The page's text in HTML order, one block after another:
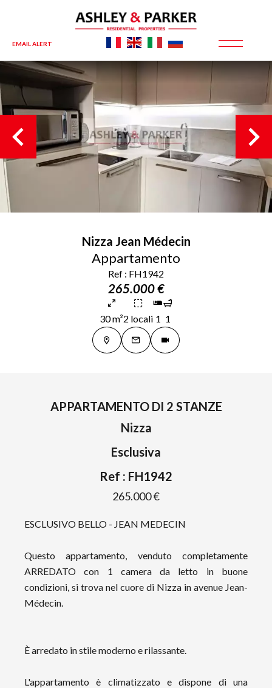
EMAIL ALERT
Nizza Jean Médecin
Appartamento
Ref : FH1942
265.000 €
30 m²2 locali 1 1
APPARTAMENTO DI 2 STANZE
Nizza
Esclusiva
Ref : FH1942
265.000 €
ESCLUSIVO BELLO - JEAN MEDECIN
Questo appartamento, venduto completamente
ARREDATO con 1 camera da letto in buone
condizioni, si trova nel cuore di Nizza in avenue Jean-
Médecin.
È arredato in stile moderno e rilassante.
L'appartamento è climatizzato e dispone di una